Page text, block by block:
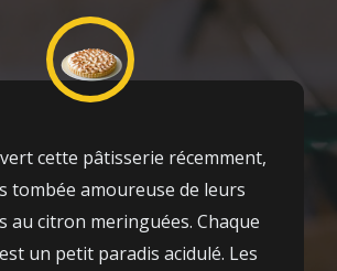
cette pâtisserie récemment,
tombée amoureuse de leurs
au citron meringuées. Chaque
un petit paradis acidulé. Les